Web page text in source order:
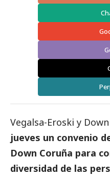
Vegalsa-Eroski y
jueves un convenio
Down Coruña para
diversidad de las